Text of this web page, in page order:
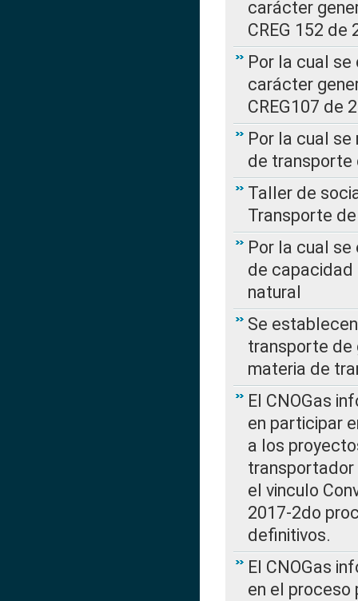
carácter
CREG 152 de
Por la cual
carácter
CREG107 de
Por la cual
de transporte
Taller de
Transporte
Por la cual
de capacidad
natural
Se
transporte de
materia de
El CNOGas
en participar
a los
transportador
el vinculo
2017-2do
definitivos.
El CNOGas
en el proceso